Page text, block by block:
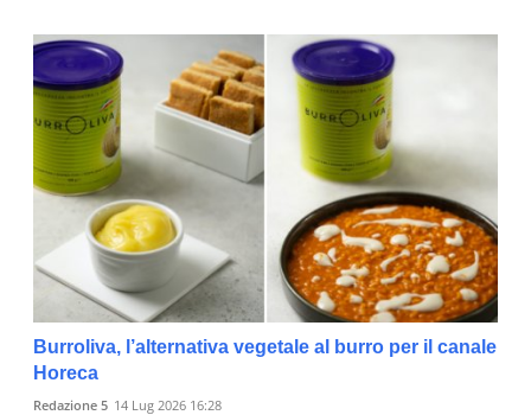
Burroliva, l’alternativa vegetale al burro per il canale
Horeca
Redazione 5 14 Lug 2026 16:28